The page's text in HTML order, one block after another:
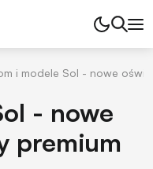
i modele Sol - nowe
- nowe
premium